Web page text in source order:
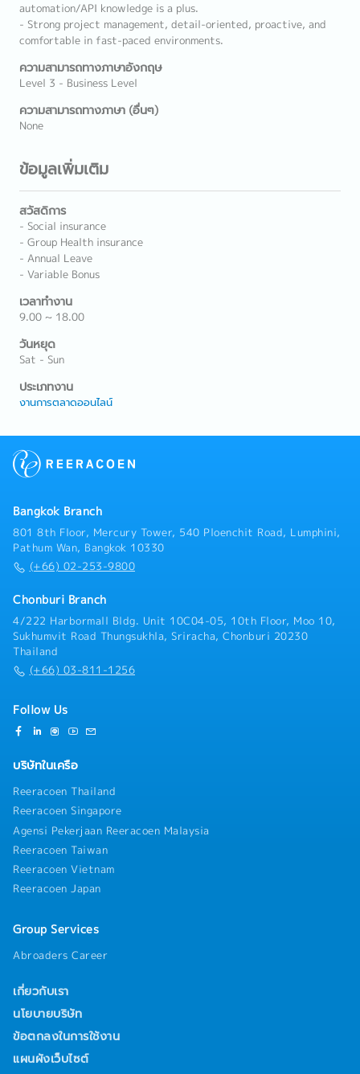
automation/API knowledge is a plus.
- Strong project management, detail-oriented, proactive, and
comfortable in fast-paced environments.
ความสามารถทางภาษาอังกฤษ
Level 3 - Business Level
ความสามารถทางภาษา (อื่นๆ)
None
ข้อมูลเพิ่มเติม
สวัสดิการ
- Social insurance
- Group Health insurance
- Annual Leave
- Variable Bonus
เวลาทำงาน
9.00 ~ 18.00
วันหยุด
Sat - Sun
ประเภทงาน
งานการตลาดออนไลน์
Bangkok Branch
801 8th Floor, Mercury Tower, 540 Ploenchit Road, Lumphini,
Pathum Wan, Bangkok 10330
(+66) 02-253-9800
Chonburi Branch
4/222 Harbormall Bldg. Unit 10C04-05, 10th Floor, Moo 10,
Sukhumvit Road Thungsukhla, Sriracha, Chonburi 20230
Thailand
(+66) 03-811-1256
Follow Us
บริษัทในเครือ
Reeracoen Thailand
Reeracoen Singapore
Agensi Pekerjaan Reeracoen Malaysia
Reeracoen Taiwan
Reeracoen Vietnam
Reeracoen Japan
Group Services
Abroaders Career
เกี่ยวกับเรา
นโยบายบริษัท
ข้อตกลงในการใช้งาน
แผนผังเว็บไซต์